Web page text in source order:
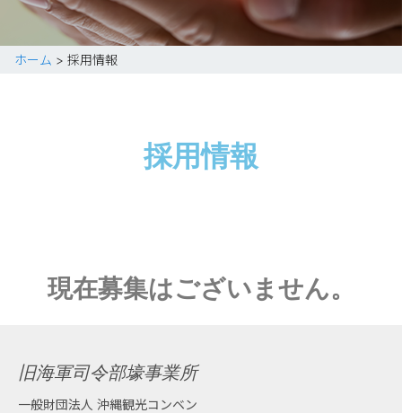
ホーム > 採用情報
採用情報
現在募集はございません。
旧海軍司令部壕事業所
一般財団法人 沖縄観光コンベン